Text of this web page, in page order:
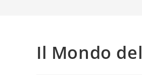
Il Mondo